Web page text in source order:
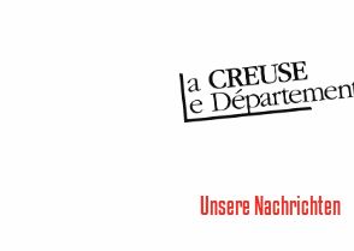
Unsere Nachrichten